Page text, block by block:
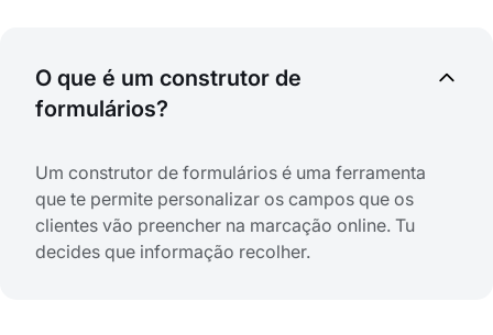
O que é um construtor de
formulários?
Um construtor de formulários é uma ferramenta
que te permite personalizar os campos que os
clientes vão preencher na marcação online. Tu
decides que informação recolher.